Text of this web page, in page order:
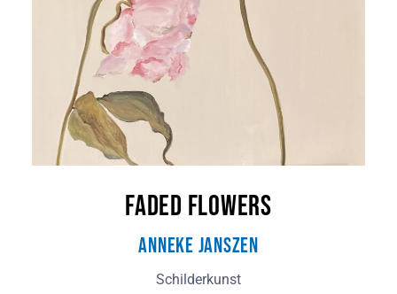
Faded Flowers
Anneke Janszen
Schilderkunst